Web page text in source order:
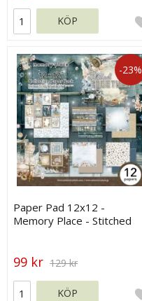
KÖP
-23%
Paper Pad 12x12 -
Memory Place - Stitched
99 kr 129 kr
KÖP